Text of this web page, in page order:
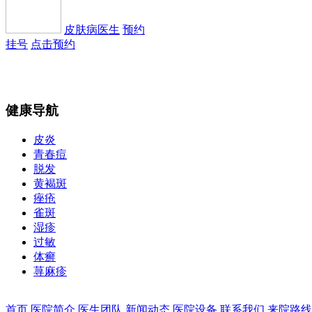
皮肤病医生 预约
挂号 点击预约
皮肤病医生
点击预约
生 预约挂号 点击预约
健康导航
皮炎
青春痘
脱发
黄褐斑
痤疮
雀斑
湿疹
过敏
体癣
荨麻疹